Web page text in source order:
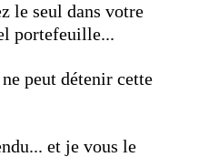
le seul dans votre
portefeuille...
peut détenir cette
et je vous le